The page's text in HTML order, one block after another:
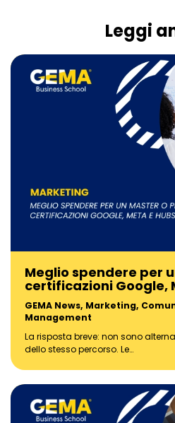
Leggi
Meglio spendere per
certificazioni Google,
GEMA News, Marketing,
Management
La risposta breve: non sono
dello stesso percorso. Le…